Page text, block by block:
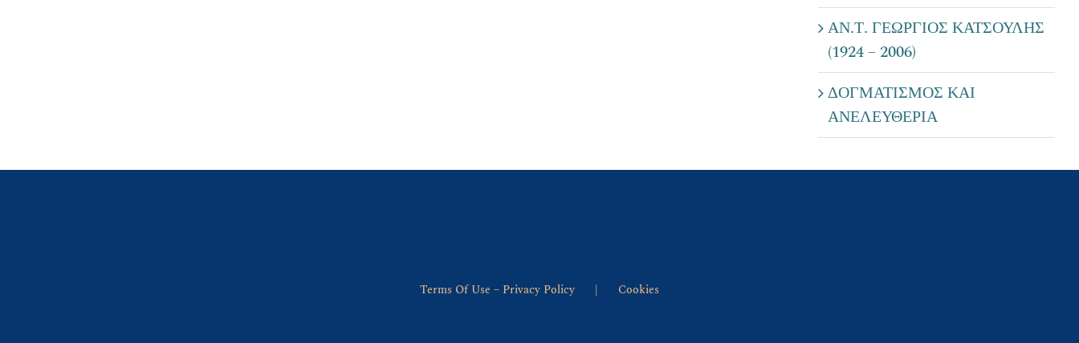
ΑΝ.Τ. ΓΕΩΡΓΙΟΣ ΚΑΤΣΟΥΛΗΣ
(1924 – 2006)
ΔΟΓΜΑΤΙΣΜΟΣ ΚΑΙ
ΑΝΕΛΕΥΘΕΡΙΑ
Terms Of Use – Privacy Policy Cookies